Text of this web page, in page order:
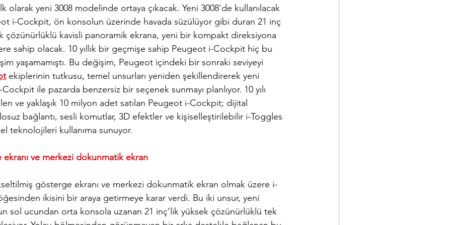
olarak yeni 3008 modelinde ortaya çıkacak. Yeni 3008’de kullanılacak
i-Cockpit, ön konsolun üzerinde havada süzülüyor gibi duran 21 inç
çözünürlüklü kavisli panoramik ekrana, yeni bir kompakt direksiyona
sahip olacak. 10 yıllık bir geçmişe sahip Peugeot i-Cockpit hiç bu
yaşamamıştı. Bu değişim, Peugeot içindeki bir sonraki seviyeyi
ekiplerinin tutkusu, temel unsurları yeniden şekillendirerek yeni
ile pazarda benzersiz bir seçenek sunmayı planlıyor. 10 yılı
ve yaklaşık 10 milyon adet satılan Peugeot i-Cockpit; dijital
bağlantı, sesli komutlar, 3D efektler ve kişiselleştirilebilir i-Toggles
teknolojileri kullanıma sunuyor.
ve merkezi dokunmatik ekran
gösterge ekranı ve merkezi dokunmatik ekran olmak üzere i-
ikisini bir araya getirmeye karar verdi. Bu iki unsur, yeni
sol ucundan orta konsola uzanan 21 inç’lik yüksek çözünürlüklü tek